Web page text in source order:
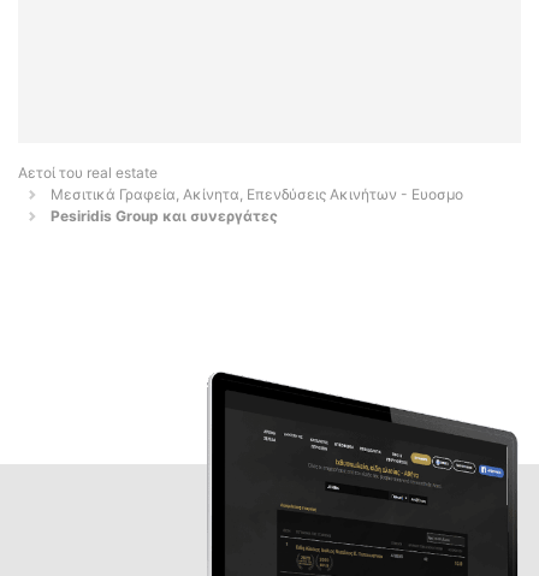
Αετοί του real estate
Μεσιτικά Γραφεία, Ακίνητα, Επενδύσεις Ακινήτων - Ευοσμο
Pesiridis Group και συνεργάτες